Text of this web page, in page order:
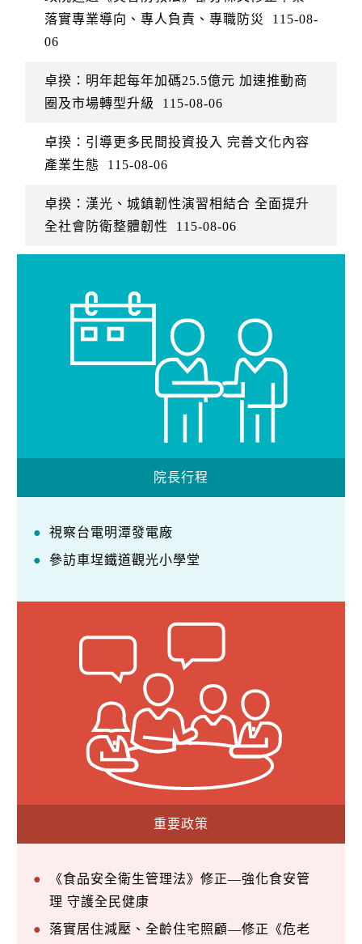
落實專業導向、專人負責、專職防災
115-08-
06
卓揆：明年起每年加碼25.5億元 加速推動商
圈及市場轉型升級
115-08-06
卓揆：引導更多民間投資投入 完善文化內容
產業生態
115-08-06
卓揆：漢光、城鎮韌性演習相結合 全面提升
全社會防衛整體韌性
115-08-06
院長行程
視察台電明潭發電廠
參訪車埕鐵道觀光小學堂
重要政策
《食品安全衛生管理法》修正—強化食安管
理 守護全民健康
落實居住減壓、全齡住宅照顧—修正《危老